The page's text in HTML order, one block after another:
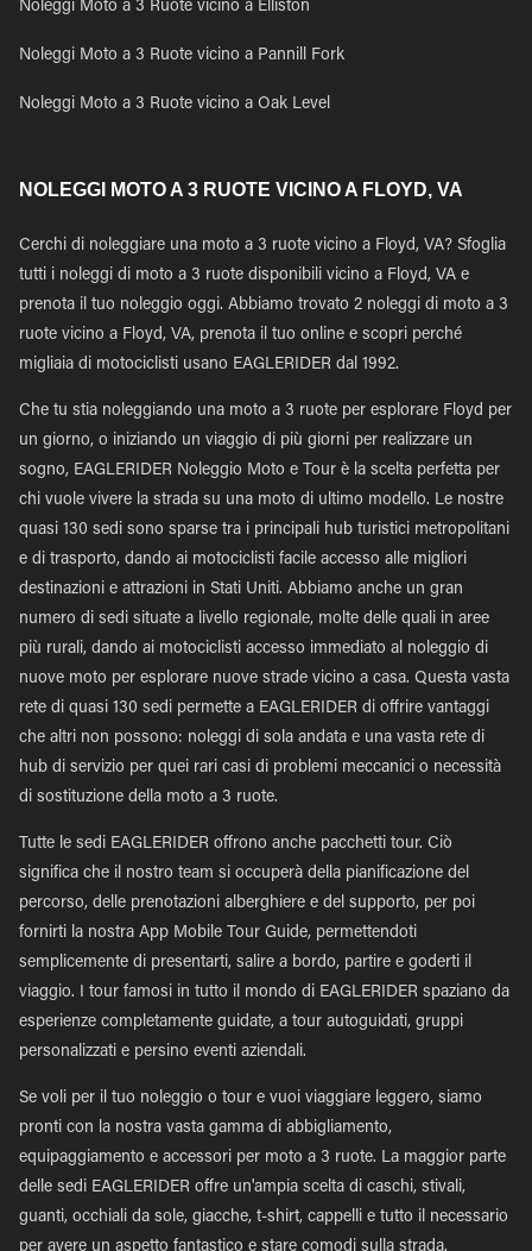
Noleggi Moto a 3 Ruote vicino a Elliston
Noleggi Moto a 3 Ruote vicino a Pannill Fork
Noleggi Moto a 3 Ruote vicino a Oak Level
NOLEGGI MOTO A 3 RUOTE VICINO A FLOYD, VA
Cerchi di noleggiare una moto a 3 ruote vicino a Floyd, VA? Sfoglia
tutti i noleggi di moto a 3 ruote disponibili vicino a Floyd, VA e
prenota il tuo noleggio oggi. Abbiamo trovato 2 noleggi di moto a 3
ruote vicino a Floyd, VA, prenota il tuo online e scopri perché
migliaia di motociclisti usano EAGLERIDER dal 1992.
Che tu stia noleggiando una moto a 3 ruote per esplorare Floyd per
un giorno, o iniziando un viaggio di più giorni per realizzare un
sogno, EAGLERIDER Noleggio Moto e Tour è la scelta perfetta per
chi vuole vivere la strada su una moto di ultimo modello. Le nostre
quasi 130 sedi sono sparse tra i principali hub turistici metropolitani
e di trasporto, dando ai motociclisti facile accesso alle migliori
destinazioni e attrazioni in Stati Uniti. Abbiamo anche un gran
numero di sedi situate a livello regionale, molte delle quali in aree
più rurali, dando ai motociclisti accesso immediato al noleggio di
nuove moto per esplorare nuove strade vicino a casa. Questa vasta
rete di quasi 130 sedi permette a EAGLERIDER di offrire vantaggi
che altri non possono: noleggi di sola andata e una vasta rete di
hub di servizio per quei rari casi di problemi meccanici o necessità
di sostituzione della moto a 3 ruote.
Tutte le sedi EAGLERIDER offrono anche pacchetti tour. Ciò
significa che il nostro team si occuperà della pianificazione del
percorso, delle prenotazioni alberghiere e del supporto, per poi
fornirti la nostra App Mobile Tour Guide, permettendoti
semplicemente di presentarti, salire a bordo, partire e goderti il
viaggio. I tour famosi in tutto il mondo di EAGLERIDER spaziano da
esperienze completamente guidate, a tour autoguidati, gruppi
personalizzati e persino eventi aziendali.
Se voli per il tuo noleggio o tour e vuoi viaggiare leggero, siamo
pronti con la nostra vasta gamma di abbigliamento,
equipaggiamento e accessori per moto a 3 ruote. La maggior parte
delle sedi EAGLERIDER offre un'ampia scelta di caschi, stivali,
guanti, occhiali da sole, giacche, t-shirt, cappelli e tutto il necessario
per avere un aspetto fantastico e stare comodi sulla strada.